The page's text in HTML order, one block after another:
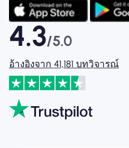
4.3/5.0
อ้างอิงจาก 41,181 บทวิจารณ์